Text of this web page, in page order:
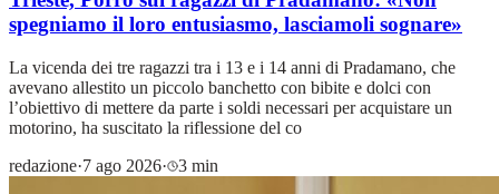
spegniamo il loro entusiasmo, lasciamoli sognare»
La vicenda dei tre ragazzi tra i 13 e i 14 anni di Pradamano, che
avevano allestito un piccolo banchetto con bibite e dolci con
l’obiettivo di mettere da parte i soldi necessari per acquistare un
motorino, ha suscitato la riflessione del co
redazione·7 ago 2026· 3 min